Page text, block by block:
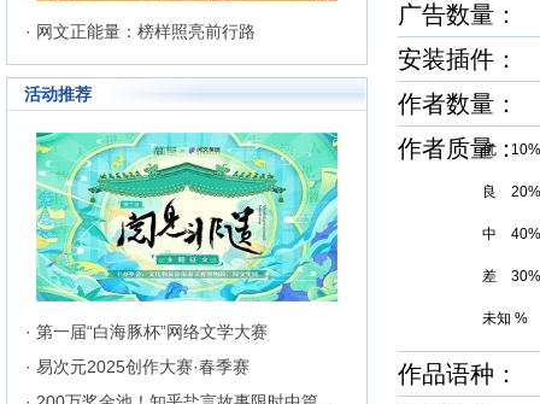
立起极高声望。 历经十二年的风
雨，晋江文学城已经从一个简单的
文学爱好者的集散地快速且稳健地
成长为行业内的翘楚，为1300万
来自不同地区和国家的注册用户突
破地区、种族、语言和国家的障碍
聚集在这里的网络文学同好们构建
起创作交流与沟通的平台。
· 网文正能量：榜样照亮前行路
活动推荐
· 第一届“白海豚杯”网络文学大赛
· 易次元2025创作大赛·春季赛
广告数量：
安装插件：
作者数量
作者质量优 10%
良 20%
中 40%
差 30%
未知 %
作品语种：